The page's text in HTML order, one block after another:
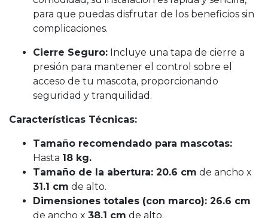
para que puedas disfrutar de los beneficios sin
complicaciones.
Cierre Seguro: Incluye una tapa de cierre a
presión para mantener el control sobre el
acceso de tu mascota, proporcionando
seguridad y tranquilidad.
Características Técnicas:
Tamaño recomendado para mascotas:
Hasta 18 kg.
Tamaño de la abertura: 20.6 cm de ancho x
31.1 cm de alto.
Dimensiones totales (con marco): 26.6 cm
de ancho x 38.1 cm de alto.